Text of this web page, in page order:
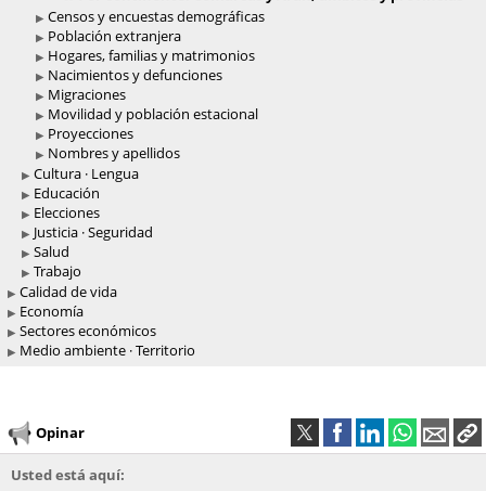
Censos y encuestas demográficas
Población extranjera
Hogares, familias y matrimonios
Nacimientos y defunciones
Migraciones
Movilidad y población estacional
Proyecciones
Nombres y apellidos
Cultura · Lengua
Educación
Elecciones
Justicia · Seguridad
Salud
Trabajo
Calidad de vida
Economía
Sectores económicos
Medio ambiente · Territorio
Opinar
Usted está aquí: